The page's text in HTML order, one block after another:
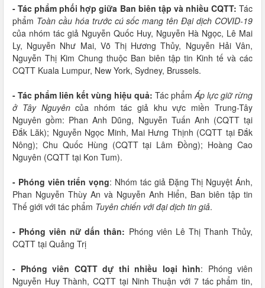
- Tác phẩm phối hợp giữa Ban biên tập và nhiều CQTT: Tác
phẩm Toàn cầu hóa trước cú sốc mang tên Đại dịch COVID-19
của nhóm tác giả Nguyễn Quốc Huy, Nguyễn Hà Ngọc, Lê Mai
Ly, Nguyễn Như Mai, Võ Thị Hương Thủy, Nguyễn Hải Vân,
Nguyễn Thị Kim Chung thuộc Ban biên tập tin Kinh tế và các
CQTT Kuala Lumpur, New York, Sydney, Brussels.
- Tác phẩm liên kết vùng hiệu quả: Tác phẩmÁp lực giữ rừng
ở Tây Nguyêncủa nhóm tác giả khu vực miền Trung-Tây
Nguyên gồm: Phan Anh Dũng, Nguyễn Tuấn Anh (CQTT tại
Đắk Lăk); Nguyễn Ngọc Minh, Mai Hưng Thịnh (CQTT tại Đắk
Nông); Chu Quốc Hùng (CQTT tại Lâm Đồng); Hoàng Cao
Nguyên (CQTT tại Kon Tum).
- Phóng viên triển vọng: Nhóm tác giả Đặng Thị Nguyệt Ánh,
Phan Nguyễn Thùy An và Nguyễn Anh Hiển, Ban biên tập tin
Thế giới với tác phẩm Tuyên chiến với đại dịch tin giả.
- Phóng viên nữ dấn thân: Phóng viên Lê Thị Thanh Thủy,
CQTT tại Quảng Trị
- Phóng viên CQTT dự thi nhiều loại hình: Phóng viên
Nguyễn Huy Thành, CQTT tại Ninh Thuận với 7 tác phẩm tin,